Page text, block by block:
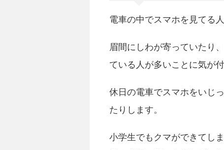
電車の中でスマホを見てる
眉間にしわが寄っていたり
ている人が多いことに気が付
休日の電車でスマホをいじ
たりします。
小学生でもクマができてし